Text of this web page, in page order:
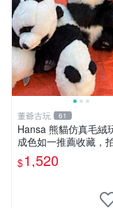
董爺古玩 61
Hansa 熊貓仿真毛絨
成色如一推薦收藏，
心 熊貓 毛絨玩具 收藏
$1,520